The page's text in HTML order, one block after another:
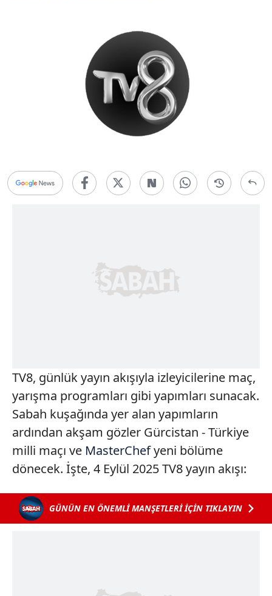
TV8, günlük yayın akışıyla izleyicilerine maç,
yarışma programları gibi yapımları sunacak.
Sabah kuşağında yer alan yapımların
ardından akşam gözler Gürcistan - Türkiye
milli maçı ve MasterChefyeni bölüme
dönecek. İşte, 4 Eylül 2025 TV8 yayın akışı:
GÜNÜN EN ÖNEMLİ MANŞETLERİ İÇİN TIKLAYIN